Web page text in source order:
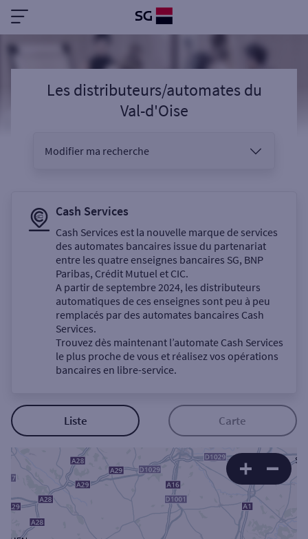
Les distributeurs/automatesdu
Val-d'Oise
Modifier ma recherche
Sélectionnez votre recherche
Un service
Autour de moi
Ville / Code postal
Cash Services
Cash Services est la nouvelle marque de services
des automates bancaires issue du partenariat
entre les quatre enseignes bancaires SG, BNP
Paribas, Crédit Mutuel et CIC.
A partir de septembre 2024, les distributeurs
automatiques de ces enseignes sont peu à peu
remplacés par des automates bancaires Cash
Services.
Trouvez dès maintenant l’automate Cash Services
le plus proche de vous et réalisez vos opérations
bancaires en libre-service.
Liste Carte